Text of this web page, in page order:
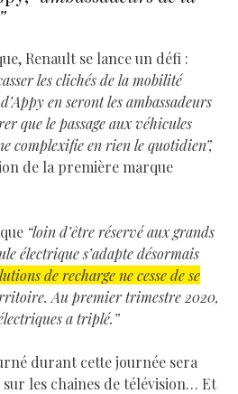
Renault se lance un défi :
les clichés de la mobilité
en seront les ambassadeurs
que le passage aux véhicules
complexifie en rien le quotidien”,
de la première marque
“loin d’être réservé aux grands
électrique s’adapte désormais
de recharge ne cesse de se
Au premier trimestre 2020,
a triplé.”
durant cette journée sera
les chaines de télévision… Et